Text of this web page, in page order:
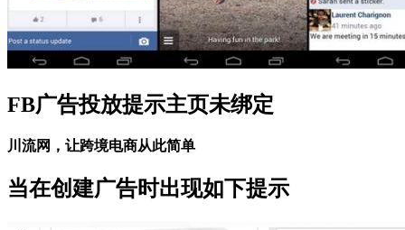
FB广告投放提示主页未绑定
川流网，让跨境电商从此简单
当在创建广告时出现如下提示